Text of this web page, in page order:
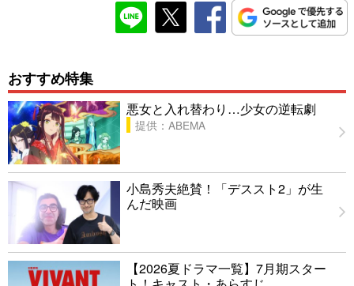
おすすめ特集
悪女と入れ替わり…少女の逆転劇
提供：ABEMA
小島秀夫絶賛！「デススト2」が生
んだ映画
【2026夏ドラマ一覧】7月期スター